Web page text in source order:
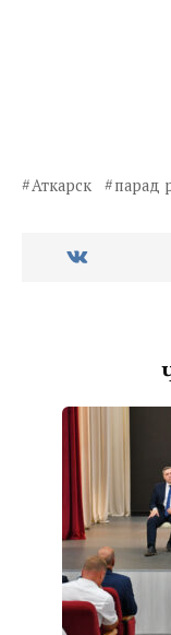
Аткарск парад